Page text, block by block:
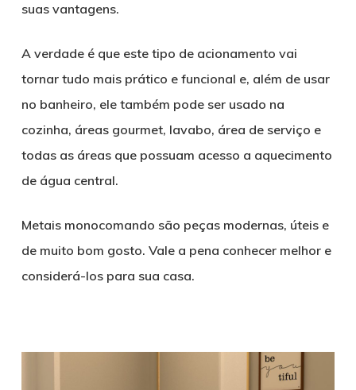
suas vantagens.
A verdade é que este tipo de acionamento vai
tornar tudo mais prático e funcional e, além de usar
no banheiro, ele também pode ser usado na
cozinha, áreas gourmet, lavabo, área de serviço e
todas as áreas que possuam acesso a aquecimento
de água central.
Metais monocomando são peças modernas, úteis e
de muito bom gosto. Vale a pena conhecer melhor e
considerá-los para sua casa.